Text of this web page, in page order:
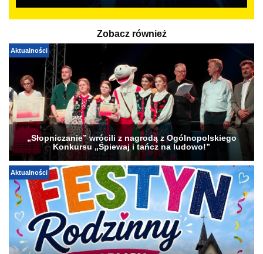
Zobacz również
Aktualności
„Słopniczanie” wrócili z nagrodą z Ogólnopolskiego
Konkursu „Śpiewaj i tańcz na ludowo!”
Aktualności